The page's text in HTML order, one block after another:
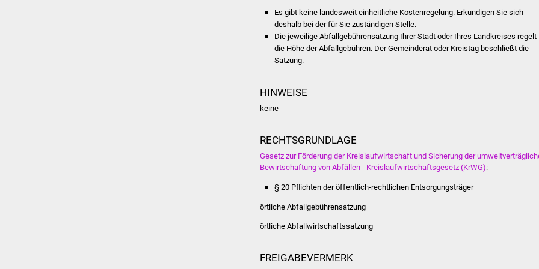
Es gibt keine landesweit einheitliche Kostenregelung. Erkundigen Sie sich
deshalb bei der für Sie zuständigen Stelle.
Die jeweilige Abfallgebührensatzung Ihrer Stadt oder Ihres Landkreises regelt
die Höhe der Abfallgebühren. Der Gemeinderat oder Kreistag beschließt die
Satzung.
HINWEISE
keine
RECHTSGRUNDLAGE
Gesetz zur Förderung der Kreislaufwirtschaft und Sicherung der
Bewirtschaftung von Abfällen - Kreislaufwirtschaftsgesetz (KrWG):
§ 20 Pflichten der öffentlich-rechtlichen Entsorgungsträger
örtliche Abfallgebührensatzung
örtliche Abfallwirtschaftssatzung
FREIGABEVERMERK